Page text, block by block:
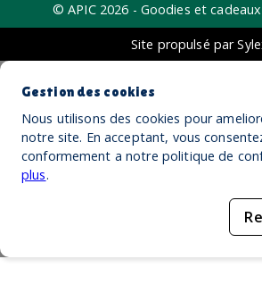
© APIC 2026 - Goodies et
Site propulsé par
Gestion des cookies
Nous utilisons des cookies pour
notre site. En acceptant, vous
conformement a notre politique de
plus.